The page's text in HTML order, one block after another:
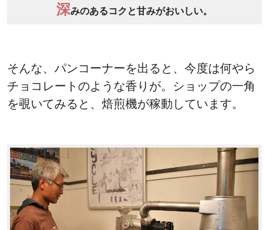
深みのあるコクと甘みがおいしい。
そんな、パンコーナーを出ると、今度は何やら
チョコレートのような香りが。ショップの一角
を覗いてみると、焙煎機が稼動しています。